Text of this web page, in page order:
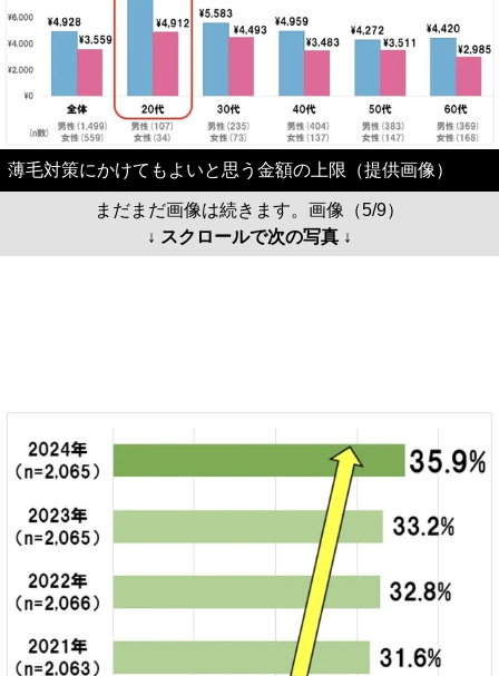
薄毛対策にかけてもよいと思う金額の上限（提供画像）
まだまだ画像は続きます。画像（5/9）
↓ スクロールで次の写真 ↓